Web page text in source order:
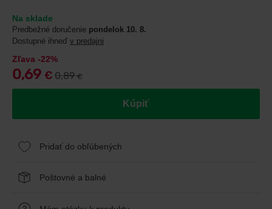
Na sklade
Predbežné doručenie pondelok 10. 8.
Dostupné ihneď v predajni
Zľava -22%
0,69 € 0,89€
Kúpiť
Pridať do obľúbených
Poštovné a balné